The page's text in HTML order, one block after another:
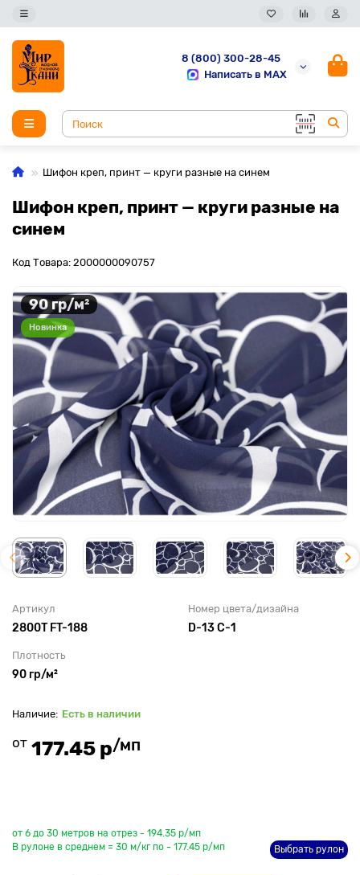
8 (800) 300-28-45
Написать в MAX
Шифон креп, принт — круги разные на синем
Шифон креп, принт — круги разные на
синем
Код Товара: 2000000090757
90 гр/м²
Новинка
Артикул
2800T FT-188
Номер цвета/дизайна
D-13 C-1
Плотность
90 гр/м²
Есть в наличии
от 177.45 р/мп
от 6 до 30 метров на отрез - 194.35 р/мп
В рулоне в среднем = 30 м/кг по - 177.45 р/мп
Выбрать рулон